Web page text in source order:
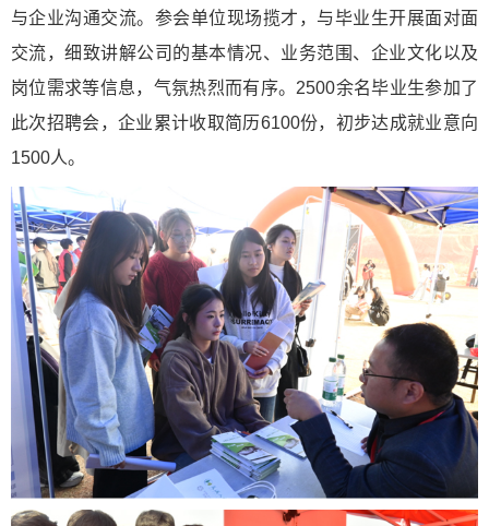
与企业沟通交流。参会单位现场揽才，与毕业生开展面对面
交流，细致讲解公司的基本情况、业务范围、企业文化以及
岗位需求等信息，气氛热烈而有序。2500余名毕业生参加了
此次招聘会，企业累计收取简历6100份，初步达成就业意向
1500人。